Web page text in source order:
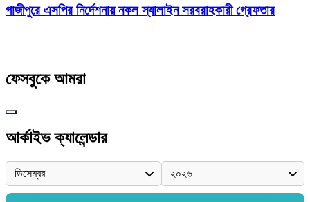
গাজীপুরে এসপির নির্দেশনায় নকল স্যালাইন সরবরাহকারী গ্রেফতার
ফেসবুকে আমরা
আর্কাইভ ক্যালেন্ডার